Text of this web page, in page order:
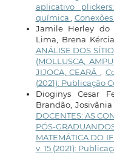
aplicativo
química ,
Jamile Herley do
Lima, Brena
ANÁLISE DOS
(MOLLUSCA,
JIJOCA, CEARÁ,
(2021): Publicação
Dioginys Cesar
Brandão,
DOCENTES: AS
PÓS-
MATEMÁTICA DO
v. 15 (2021):